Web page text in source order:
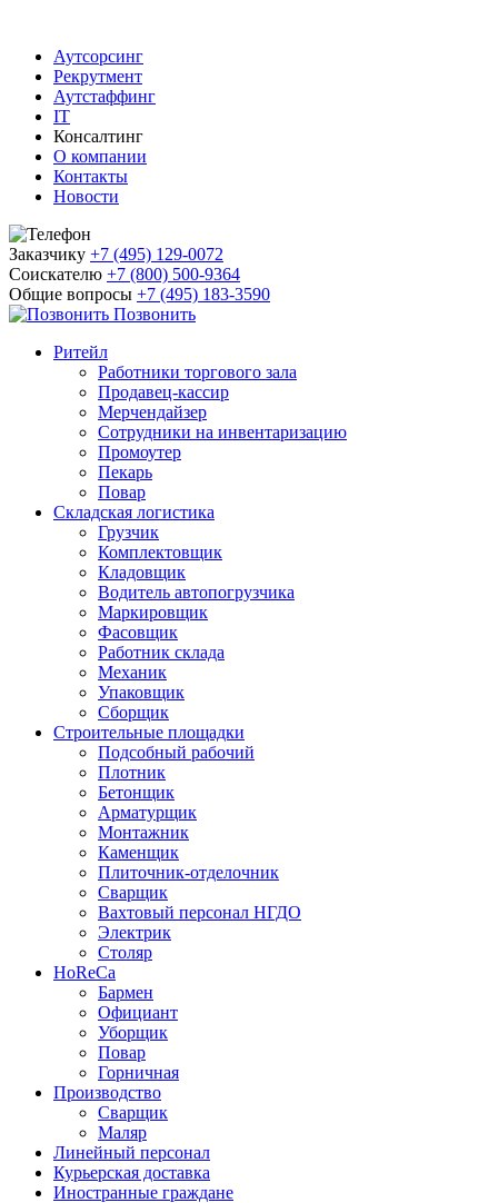
Аутсорсинг
Рекрутмент
Аутстаффинг
IT
Консалтинг
О компании
Контакты
Новости
Заказчику +7 (495) 129-0072
Соискателю +7 (800) 500-9364
Общие вопросы +7 (495) 183-3590
Позвонить
Ритейл
Работники торгового зала
Продавец-кассир
Мерчендайзер
Сотрудники на инвентаризацию
Промоутер
Пекарь
Повар
Складская логистика
Грузчик
Комплектовщик
Кладовщик
Водитель автопогрузчика
Маркировщик
Фасовщик
Работник склада
Механик
Упаковщик
Сборщик
Строительные площадки
Подсобный рабочий
Плотник
Бетонщик
Арматурщик
Монтажник
Каменщик
Плиточник-отделочник
Сварщик
Вахтовый персонал НГДО
Электрик
Столяр
HoReCa
Бармен
Официант
Уборщик
Повар
Горничная
Производство
Сварщик
Маляр
Линейный персонал
Курьерская доставка
Иностранные граждане